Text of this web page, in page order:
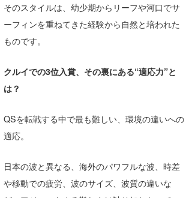
そのスタイルは、幼少期からリーフや河口でサ
ーフィンを重ねてきた経験から自然と培われた
ものです。
クルイでの3位入賞、その裏にある“適応力”と
は？
QSを転戦する中で最も難しい、環境の違いへの
適応。
日本の波と異なる、海外のパワフルな波、時差
や移動での疲労、波のサイズ、波質の違いな